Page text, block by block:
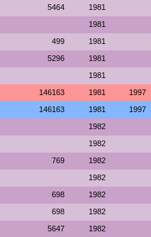
5464 1981
1981
499 1981
5296 1981
1981
146163 1981 1997
146163 1981 1997
1982
1982
769 1982
1982
698 1982
698 1982
5647 1982